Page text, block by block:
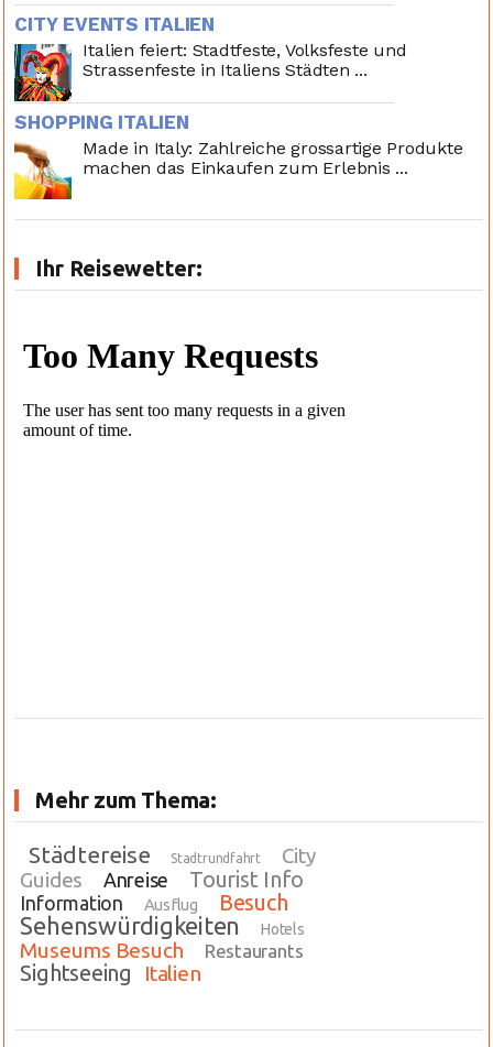
CITY EVENTS ITALIEN
Italien feiert: Stadtfeste, Volksfeste und
Strassenfeste in Italiens Städten ...
SHOPPING ITALIEN
Made in Italy: Zahlreiche grossartige Produkte
machen das Einkaufen zum Erlebnis ...
Ihr Reisewetter:
Mehr zum Thema:
Städtereise Stadtrundfahrt
City
Guides
Anreise Tourist Info
Information Ausflug Besuch
Sehenswürdigkeiten Hotels
Museums Besuch Restaurants
Sightseeing Italien